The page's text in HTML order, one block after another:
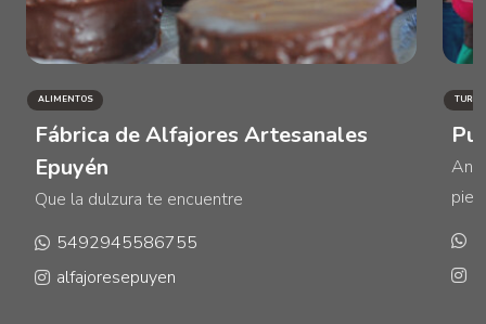
ALIMENTOS
Fábrica de Alfajores Artesanales
Epuyén
Que la dulzura te encuentre
5492945586755
alfajoresepuyen
pie